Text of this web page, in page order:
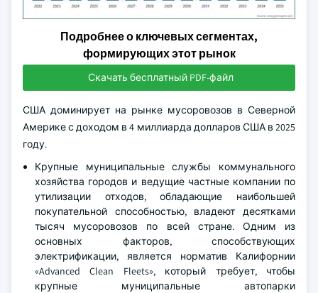
Подробнее о ключевых сегментах,
формирующих этот рынок
Скачать бесплатный PDF-файл
США доминирует на рынке мусоровозов в Северной
Америке с доходом в 4 миллиарда долларов США в 2025
году.
Крупные муниципальные службы коммунального
хозяйства городов и ведущие частные компании по
утилизации отходов, обладающие наибольшей
покупательной способностью, владеют десятками
тысяч мусоровозов по всей стране. Одним из
основных факторов, способствующих
электрификации, является норматив Калифорнии
«Advanced Clean Fleets», который требует, чтобы
крупные муниципальные автопарки